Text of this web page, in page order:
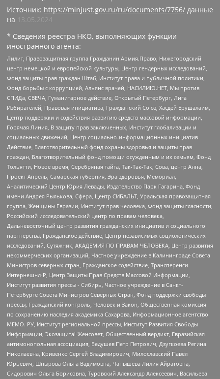
Источник: https://minjust.gov.ru/ru/documents/7756/ данные
на
13.05.2024
* Сведения реестра НКО, выполняющих функции
иностранного агента:
Лилит, Правозащитная группа Гражданин.Армия.Право, Нижегородский
центр немецкой и европейской культуры, Центр гендерных исследований,
Фонд защиты прав граждан Штаб, Институт права и публичной политики,
Фонд борьбы с коррупцией, Альянс врачей, НАСИЛИЮ.НЕТ, Мы против
СПИДа, СВЕЧА, Гуманитарное действие, Открытый Петербург, Лига
Избирателей, Правовая инициатива, Гражданский Союз, Хасдей Ерушалаим,
Центр поддержки и содействия развитию средств массовой информации,
Горячая Линия, В защиту прав заключенных, Институт глобализации и
социальных движений, Центр социально-информационных инициатив
Действие, Благотворительный фонд охраны здоровья и защиты прав
граждан, Благотворительный фонд помощи осужденным и их семьям, Фонд
Тольятти, Новое время, Серебряная тайга, Так-Так-Так, Сова, центр Анна,
Проект Апрель, Самарская губерния, Эра здоровья, Мемориал,
Аналитический Центр Юрия Левады, Издательство Парк Гагарина, Фонд
имени Андрея Рылькова, Сфера, Центр СИБАЛЬТ, Уральская правозащитная
группа, Женщины Евразии, Институт прав человека, Фонд защиты гласности,
Российский исследовательский центр по правам человека,
Дальневосточный центр развития гражданских инициатив и социального
партнерства, Гражданское действие, Центр независимых социологических
исследований, Сутяжник, АКАДЕМИЯ ПО ПРАВАМ ЧЕЛОВЕКА, Центр развития
некоммерческих организаций, Частное учреждение в Калининграде Совета
Министров северных стран, Гражданское содействие, Трансперенси
Интернешнл-Р, Центр Защиты Прав Средств Массовой Информации,
Институт развития прессы - Сибирь, Частное учреждение в Санкт-
Петербурге Совета Министров Северных Стран, Фонд поддержки свободы
прессы, Гражданский контроль, Человек и Закон, Общественная комиссия
по сохранению наследия академика Сахарова, Информационное агентство
МЕМО. РУ, Институт региональной прессы, Институт Развития Свободы
Информации, Экозащита!-Женсовет, Общественный вердикт, Евразийская
антимонопольная ассоциация, Бедушев Петр Петрович, Дзугкоева Регина
Николаевна, Кривенко Сергей Владимирович, Милославский Павел
Юрьевич, Шнырова Ольга Вадимовна, Чанышева Лилия Айратовна,
Сидорович Ольга Борисовна, Туровский Александр Алексеевич, Васильева